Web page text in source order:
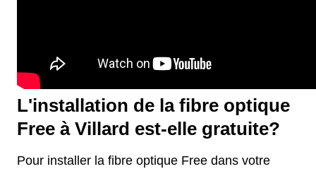
L'installation de la fibre optique
Free à Villard est-elle gratuite?
Pour installer la fibre optique Free dans votre